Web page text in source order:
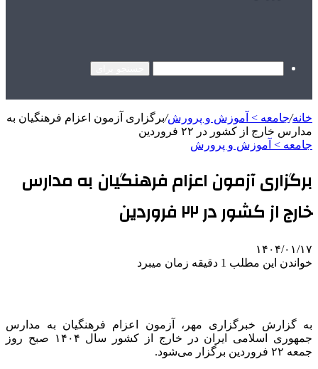
خانه/جامعه > آموزش و پرورش/برگزاری آزمون اعزام فرهنگیان به
مدارس خارج از کشور در ۲۲ فروردین
جامعه > آموزش و پرورش
برگزاری آزمون اعزام فرهنگیان به مدارس
خارج از کشور در ۲۲ فروردین
۱۴۰۴/۰۱/۱۷
خواندن این مطلب 1 دقیقه زمان میبرد
به گزارش خبرگزاری مهر، آزمون اعزام فرهنگیان به مدارس
جمهوری اسلامی ایران در خارج از کشور سال ۱۴۰۴ صبح روز
جمعه ۲۲ فروردین برگزار می‌شود.